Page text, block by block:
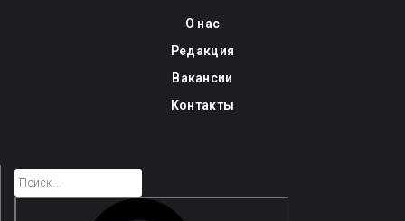
О нас
Редакция
Вакансии
Контакты